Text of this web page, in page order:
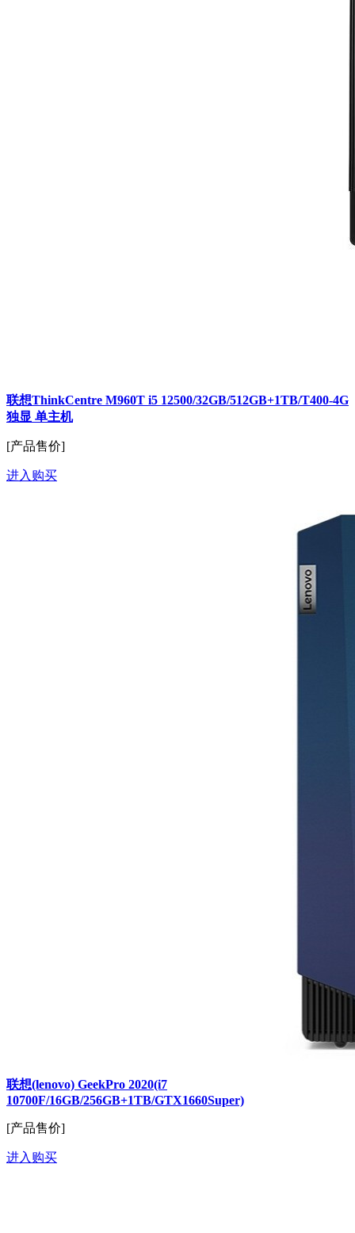
联想ThinkCentre M960T i5 12500/32GB/512GB+1TB/T400-4G
独显 单主机
[产品售价]
进入购买
联想(lenovo) GeekPro 2020(i7
10700F/16GB/256GB+1TB/GTX1660Super)
[产品售价]
进入购买